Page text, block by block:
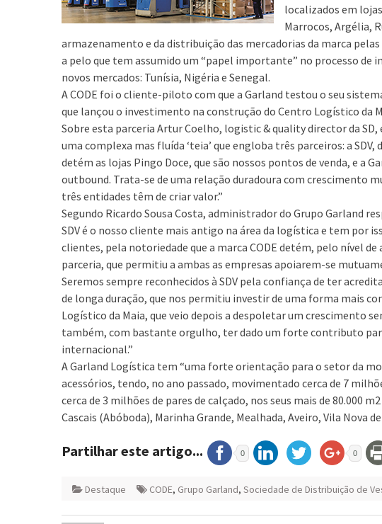
localizados em
Marrocos, Argélia,
armazenamento e da distribuição das mercadorias da marca
a pelo que tem assumido um “papel importante” no processo de
novos mercados: Tunísia, Nigéria e Senegal.
A CODE foi o cliente-piloto com que a Garland testou o seu
que lançou o investimento na construção do Centro Logístico da
Sobre esta parceria Artur Coelho, logistic & quality director da SD,
uma complexa mas fluída ‘teia’ que engloba três parceiros: a
detém as lojas Pingo Doce, que são nossos pontos de venda, e a
outbound. Trata-se de uma relação duradoura com crescimento
três entidades têm de criar valor.”
Segundo Ricardo Sousa Costa, administrador do Grupo Garland
SDV é o nosso cliente mais antigo na área da logística e tem por
clientes, pela notoriedade que a marca CODE detém, pelo nível
parceria, que permitiu a ambas as empresas apoiarem-se
Seremos sempre reconhecidos à SDV pela confiança de ter
de longa duração, que nos permitiu investir de uma forma mais
Logístico da Maia, que veio depois a despoletar um crescimento
também, com bastante orgulho, ter dado um forte contributo
internacional.”
A Garland Logística tem “uma forte orientação para o setor da
acessórios, tendo, no ano passado, movimentado cerca de 7
cerca de 3 milhões de pares de calçado, nos seus mais de 80.000
Cascais (Abóboda), Marinha Grande, Mealhada, Aveiro, Vila Nova de
Partilhar este artigo... 0 0
Destaque CODE, Grupo Garland, Sociedade de Distribuição de